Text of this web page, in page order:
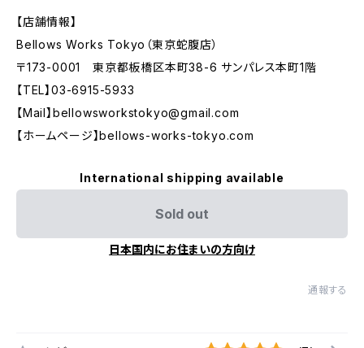
【店舗情報】
Bellows Works Tokyo（東京蛇腹店）
〒173-0001 東京都板橋区本町38-6 サンパレス本町1階
【TEL】03-6915-5933
【Mail】 bellowsworkstokyo@gmail.com
【ホームページ】bellows-works-tokyo.com
International shipping available
Sold out
日本国内にお住まいの方向け
通報する